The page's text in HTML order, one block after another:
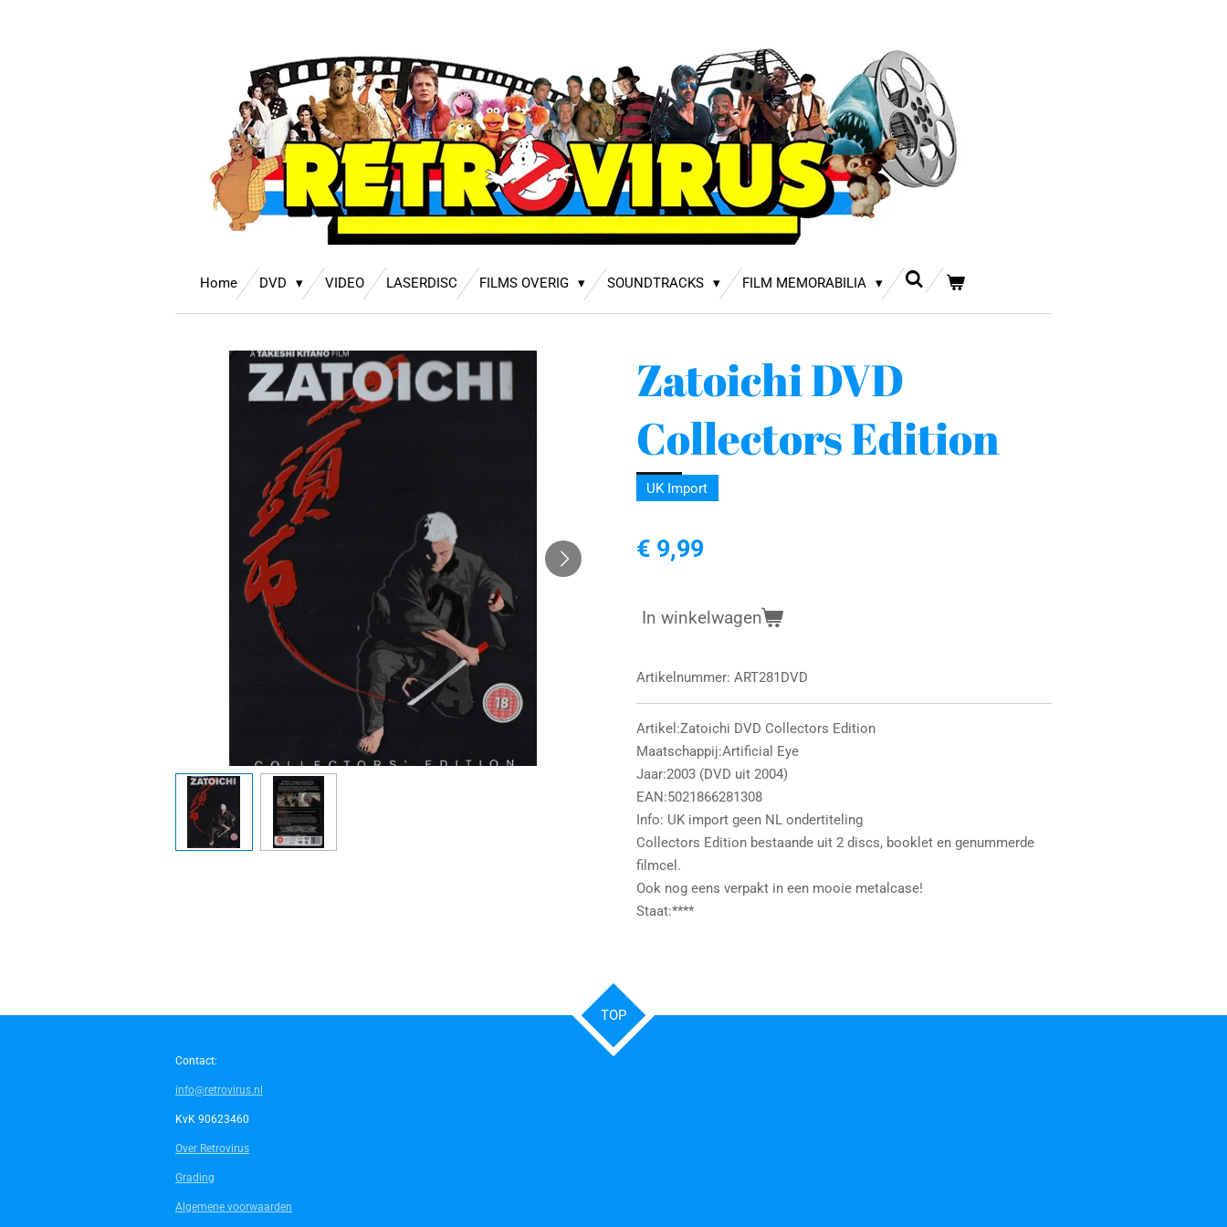
Home DVD VIDEO LASERDISC FILMS OVERIG SOUNDTRACKS FILM MEMORABILIA
Zatoichi DVD
Collectors Edition
UK Import
€ 9,99
In winkelwagen
Artikelnummer: ART281DVD
Artikel:Zatoichi DVD Collectors Edition
Maatschappij:Artificial Eye
Jaar:2003 (DVD uit 2004)
EAN:5021866281308
Info: UK import geen NL ondertiteling
Collectors Edition bestaande uit 2 discs, booklet en genummerde
filmcel.
Ook nog eens verpakt in een mooie metalcase!
Staat:****
TOP
Contact:
info@retrovirus.nl
KvK 90623460
Over Retrovirus
Grading
Algemene voorwaarden